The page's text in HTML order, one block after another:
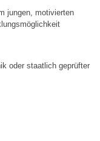
jungen, motivierten
oder staatlich geprüfter